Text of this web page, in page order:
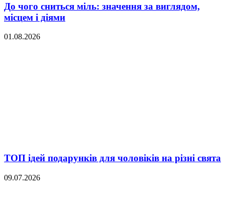
До чого сниться міль: значення за виглядом,
місцем і діями
01.08.2026
ТОП ідей подарунків для чоловіків на різні свята
09.07.2026